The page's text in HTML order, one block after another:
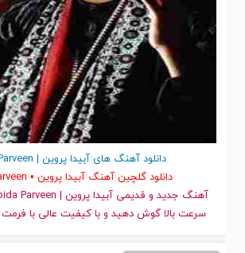
دانلود آهنگ های آبیدا پروین | Abida Parveen
دانلود گلچین آهنگ آبیدا پروین • Abida Parveen
آهنگ جدید
سرعت بالا گوش دهید و با کیفیت عالی با فرمت mp3 دانلود کنید